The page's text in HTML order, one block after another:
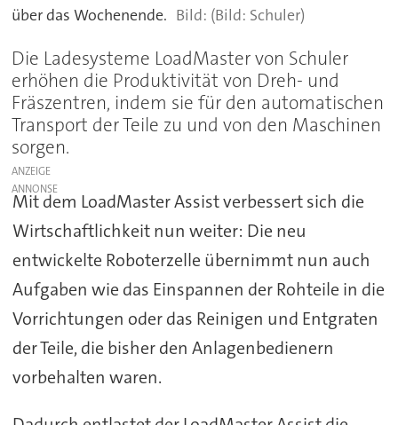
über das Wochenende.
(Bild: Schuler)
Die Ladesysteme LoadMaster von Schuler
erhöhen die Produktivität von Dreh- und
Fräszentren, indem sie für den automatischen
Transport der Teile zu und von den Maschinen
sorgen.
ANZEIGE
Mit dem LoadMaster Assist verbessert sich die
Wirtschaftlichkeit nun weiter: Die neu
entwickelte Roboterzelle übernimmt nun auch
Aufgaben wie das Einspannen der Rohteile in die
Vorrichtungen oder das Reinigen und Entgraten
der Teile, die bisher den Anlagenbedienern
vorbehalten waren.